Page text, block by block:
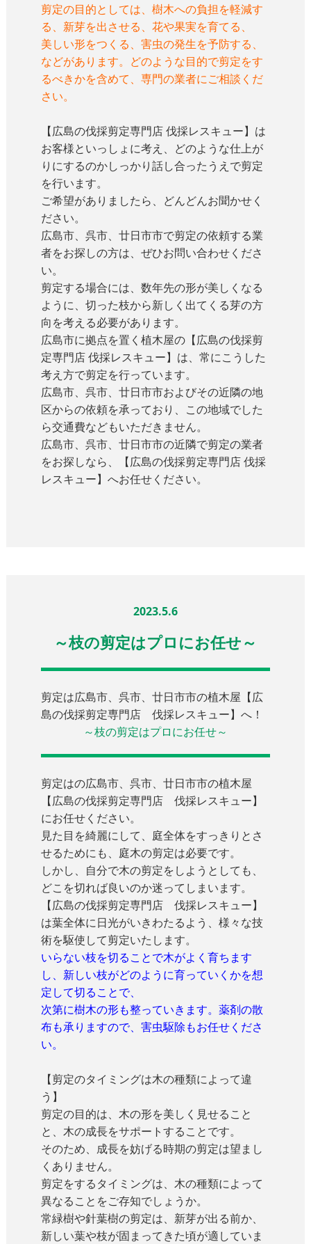
剪定の目的としては、樹木への負担を軽減す
る、新芽を出させる、花や果実を育てる、
美しい形をつくる、害虫の発生を予防する、
などがあります。どのような目的で剪定をす
るべきかを含めて、専門の業者にご相談くだ
さい。
【広島の伐採剪定専門店 伐採レスキュー】は
お客様といっしょに考え、どのような仕上が
りにするのかしっかり話し合ったうえで剪定
を行います。
ご希望がありましたら、どんどんお聞かせく
ださい。
広島市、呉市、廿日市市で剪定の依頼する業
者をお探しの方は、ぜひお問い合わせくださ
い。
剪定する場合には、数年先の形が美しくなる
ように、切った枝から新しく出てくる芽の方
向を考える必要があります。
広島市に拠点を置く植木屋の【広島の伐採剪
定専門店 伐採レスキュー】は、常にこうした
考え方で剪定を行っています。
広島市、呉市、廿日市市およびその近隣の地
区からの依頼を承っており、この地域でした
ら交通費などもいただきません。
広島市、呉市、廿日市市の近隣で剪定の業者
をお探しなら、【広島の伐採剪定専門店 伐採
レスキュー】へお任せください。
2023.5.6
～枝の剪定はプロにお任せ～
剪定は広島市、呉市、廿日市市の植木屋【広
島の伐採剪定専門店 伐採レスキュー】へ！
～枝の剪定はプロにお任せ～
剪定はの広島市、呉市、廿日市市の植木屋
【広島の伐採剪定専門店 伐採レスキュー】
にお任せください。
見た目を綺麗にして、庭全体をすっきりとさ
せるためにも、庭木の剪定は必要です。
しかし、自分で木の剪定をしようとしても、
どこを切れば良いのか迷ってしまいます。
【広島の伐採剪定専門店 伐採レスキュー】
は葉全体に日光がいきわたるよう、様々な技
術を駆使して剪定いたします。
いらない枝を切ることで木がよく育ちます
し、新しい枝がどのように育っていくかを想
定して切ることで、
次第に樹木の形も整っていきます。薬剤の散
布も承りますので、害虫駆除もお任せくださ
い。
【剪定のタイミングは木の種類によって違
う】
剪定の目的は、木の形を美しく見せること
と、木の成長をサポートすることです。
そのため、成長を妨げる時期の剪定は望まし
くありません。
剪定をするタイミングは、木の種類によって
異なることをご存知でしょうか。
常緑樹や針葉樹の剪定は、新芽が出る前か、
新しい葉や枝が固まってきた頃が適していま